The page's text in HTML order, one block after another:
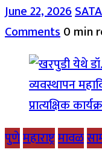
June 22, 2026
Comments0 min
पुणेमहाराष्ट्रमावळ